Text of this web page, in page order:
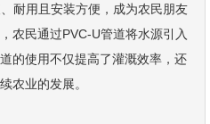
耐用且安装方便，成为农民朋友
农民通过PVC-U管道将水源引入
的使用不仅提高了灌溉效率，还
农业的发展。